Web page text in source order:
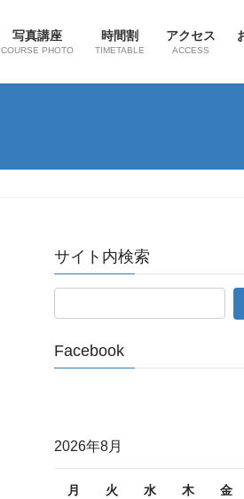
写真講座
COURSE PHOTO
時間割
TIMETABLE
アクセス
ACCESS
サイト内検索
Facebook
2026年8月
月 火 水 木 金